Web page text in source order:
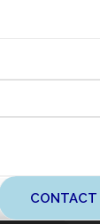
CONTACT